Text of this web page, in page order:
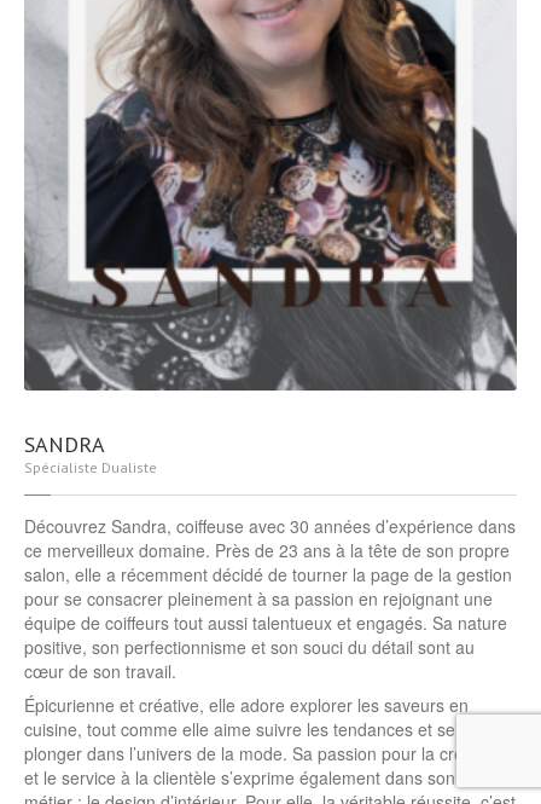
SANDRA
Spécialiste Dualiste
Découvrez Sandra, coiffeuse avec 30 années d’expérience dans
ce merveilleux domaine. Près de 23 ans à la tête de son propre
salon, elle a récemment décidé de tourner la page de la gestion
pour se consacrer pleinement à sa passion en rejoignant une
équipe de coiffeurs tout aussi talentueux et engagés. Sa nature
positive, son perfectionnisme et son souci du détail sont au
cœur de son travail.
Épicurienne et créative, elle adore explorer les saveurs en
cuisine, tout comme elle aime suivre les tendances et se
plonger dans l’univers de la mode. Sa passion pour la création
et le service à la clientèle s’exprime également dans son second